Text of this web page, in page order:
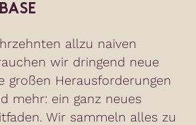
allzu naiven
wir dringend neue
großen Herausforderungen
mehr: ein ganz neues
Wir sammeln alles zu